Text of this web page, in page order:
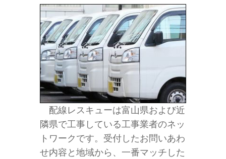
配線レスキューは富山県および近
隣県で工事している工事業者のネッ
トワークです。受付したお問いあわ
せ内容と地域から、一番マッチした